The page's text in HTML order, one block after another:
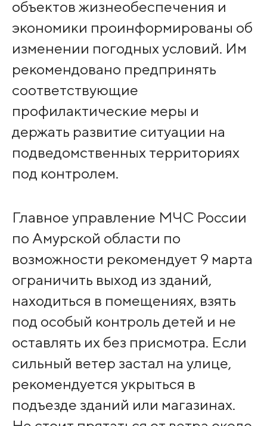
объектов жизнеобеспечения и
экономики проинформированы об
изменении погодных условий. Им
рекомендовано предпринять
соответствующие
профилактические меры и
держать развитие ситуации на
подведомственных территориях
под контролем.
Главное управление МЧС России
по Амурской области по
возможности рекомендует 9 марта
ограничить выход из зданий,
находиться в помещениях, взять
под особый контроль детей и не
оставлять их без присмотра. Если
сильный ветер застал на улице,
рекомендуется укрыться в
подъезде зданий или магазинах.